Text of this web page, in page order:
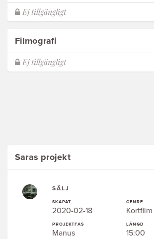
Filmografi
Saras projekt
SÄLJ
SKAPAT
2020-02-18
PROJEKTFAS
Manus
GENRE
Kortfilm
LÄNGD
15:00